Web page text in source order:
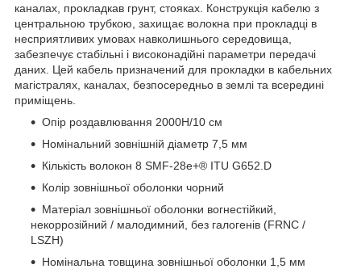
каналах, прокладкав грунт, стояках. Конструкція кабелю з
центральною трубкою, захищає волокна при прокладці в
несприятливих умовах навколишнього середовища,
забезпечує стабільні і високонадійні параметри передачі
даних. Цей кабель призначений для прокладки в кабельних
магістралях, каналах, безпосередньо в землі та всередині
приміщень.
Опір роздавлювання 2000Н/10 см
Номінальний зовнішній діаметр 7,5 мм
Кількість волокон 8 SMF-28e+® ITU G652.D
Колір зовнішньої оболонки чорний
Матеріал зовнішньої оболонки вогнестійкий,
некоррозійний / малодимний, без галогенів (FRNC /
LSZH)
Номінальна товщина зовнішньої оболонки 1,5 мм